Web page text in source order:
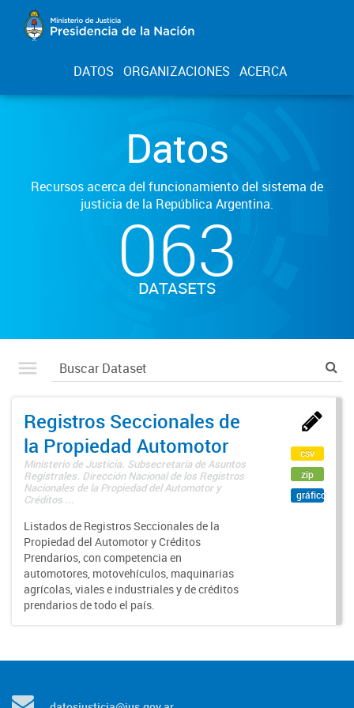
DATOS ORGANIZACIONES ACERCA
Datos
Recursos acerca del funcionamiento del sistema de
justicia de la República Argentina.
063
DATASETS
Registros Seccionales de
la Propiedad Automotor
Ministerio de Justicia. Subsecretaría de Asuntos
Registrales. Dirección Nacional de los Registros
Nacionales de la Propiedad del Automotor y
Créditos ...
Listados de Registros Seccionales de la
Propiedad del Automotor y Créditos
Prendarios, con competencia en
automotores, motovehículos, maquinarias
agrícolas, viales e industriales y de créditos
prendarios de todo el país.
csv
zip
gráfico